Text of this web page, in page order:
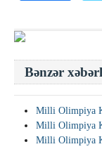
Bənzər
Milli Olimpiya
Milli Olimpiya
Milli Olimpiya